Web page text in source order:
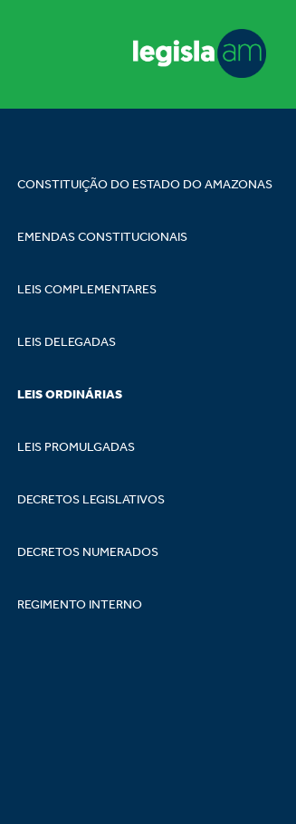
CONSTITUIÇÃO DO ESTADO DO AMAZONAS
EMENDAS CONSTITUCIONAIS
LEIS COMPLEMENTARES
LEIS DELEGADAS
LEIS ORDINÁRIAS
LEIS PROMULGADAS
DECRETOS LEGISLATIVOS
DECRETOS NUMERADOS
REGIMENTO INTERNO